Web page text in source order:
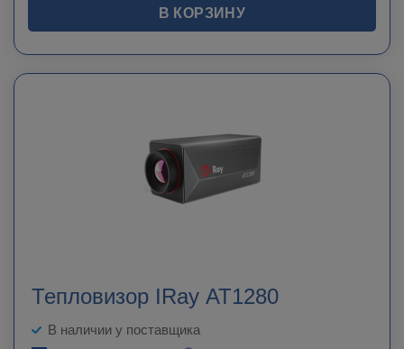
В КОРЗИНУ
Тепловизор IRay AT1280
В наличии у поставщика